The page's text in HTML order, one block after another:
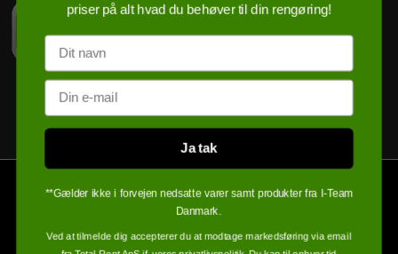
priser på alt hvad du behøver til din rengøring!
Navn
Email
Ja tak
**Gælder ikke i forvejen nedsatte varer samt produkter fra I-Team
Danmark.
Ved at tilmelde dig accepterer du at modtage markedsføring via email